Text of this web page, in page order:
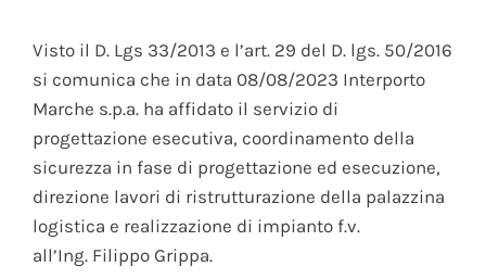
Visto il D. Lgs 33/2013 e l’art. 29 del D. lgs. 50/2016
si comunica che in data 08/08/2023 Interporto
Marche s.p.a. ha affidato il servizio di
progettazione esecutiva, coordinamento della
sicurezza in fase di progettazione ed esecuzione,
direzione lavori di ristrutturazione della palazzina
logistica e realizzazione di impianto f.v.
all’Ing. Filippo Grippa.